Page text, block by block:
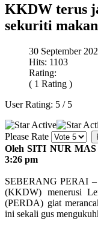
KKDW terus
sekuriti
30 September
Hits: 1103
Rating:
( 1 Rating )
User Rating: 5 / 5
Please Rate
Oleh SITI NUR
3:26 pm
SEBERANG PERAI –
(KKDW) menerusi
(PERDA) giat
ini sekali gus